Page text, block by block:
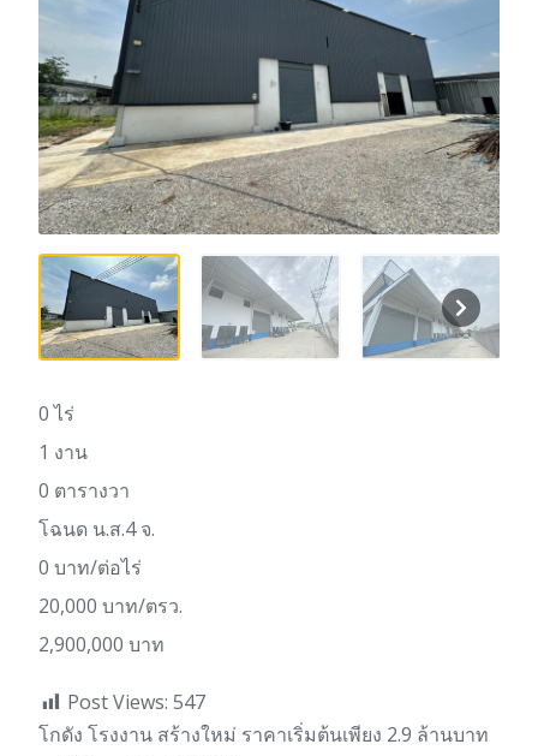
0 ไร่
1 งาน
0 ตารางวา
โฉนด น.ส.4 จ.
0 บาท/ต่อไร่
20,000 บาท/ตรว.
2,900,000 บาท
Post Views: 547
โกดัง โรงงาน สร้างใหม่ ราคาเริ่มต้นเพียง 2.9 ล้านบาท